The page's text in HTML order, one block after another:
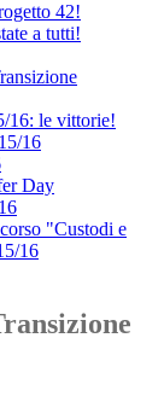
42!
a tutti!
16: le vittorie!
16
Day
"Custodi e
16